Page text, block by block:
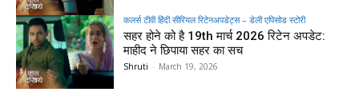
कलर्स टीवी हिंदी सीरियल रिटेनअपडेट्स – डेली एपिसोड स्टोरी
सहर होने को है 19th मार्च 2026 रिटेन अपडेट:
माहीद ने छिपाया सहर का सच
Shruti - March 19, 2026